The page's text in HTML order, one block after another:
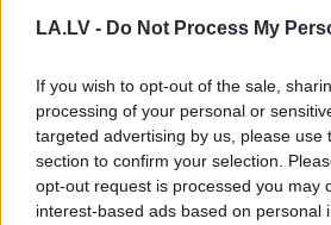
LA.LV - Do Not Process My
If you wish to opt-out of the sale,
processing of your personal or
targeted advertising by us, please use
section to confirm your selection.
opt-out request is processed you may
interest-based ads based on personal